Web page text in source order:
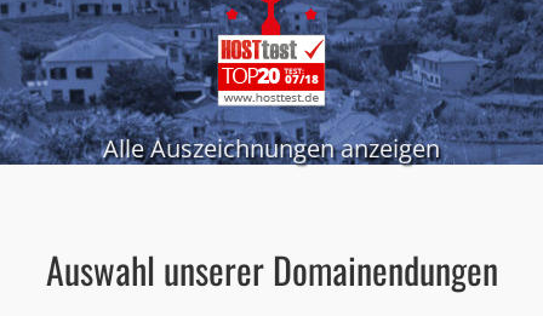
Alle Auszeichnungen anzeigen
Auswahl unserer Domainendungen